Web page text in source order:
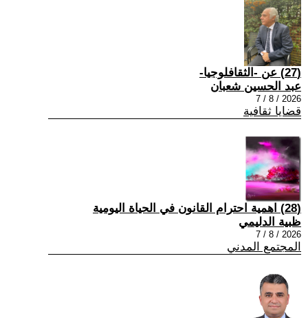
(27) عن -الثقافلوجيا-
عبد الحسين شعبان
2026 / 8 / 7
قضايا ثقافية
(28) اهمية احترام القانون في الحياة اليومية
ظبية الدليمي
2026 / 8 / 7
المجتمع المدني